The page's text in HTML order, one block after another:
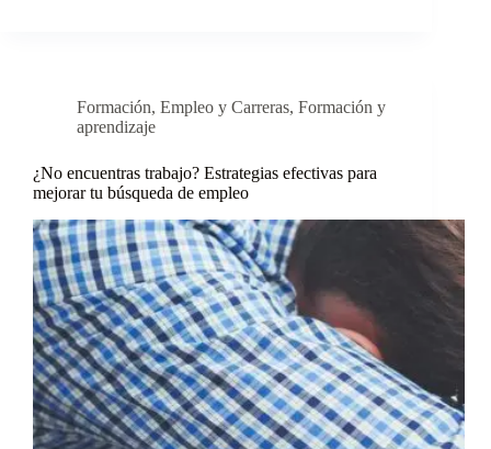
Formación, Empleo y Carreras, Formación y
aprendizaje
¿No encuentras trabajo? Estrategias efectivas para
mejorar tu búsqueda de empleo